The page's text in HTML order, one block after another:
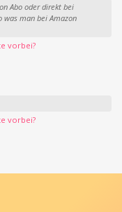
Abo oder direkt bei
was man bei Amazon
vorbei?
vorbei?